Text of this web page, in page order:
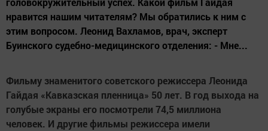
нравится нашим читателям? Мы обратились к ним с
этим вопросом. Леонид Вахламов, врач, эксперт
Буинского судебно-медицинского отделения: - Мне...
Фильму знаменитого советского режиссера Леонида
Гайдая «Кавказская пленница» 50 лет. В год выхода на
голубые экраны его посмотрели 74,5 миллиона
человек. И другие фильмы режиссера имели